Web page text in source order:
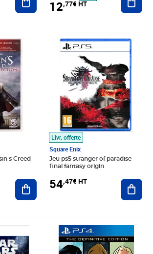
12,77€ HT
s Creed
Ajouter au panier
Livr. offerte
Square Enix
Jeu ps5 stranger of paradise
final fantasy origin
54,47€ HT
Prix 54,47€ HT
Prix 21,60€ HT